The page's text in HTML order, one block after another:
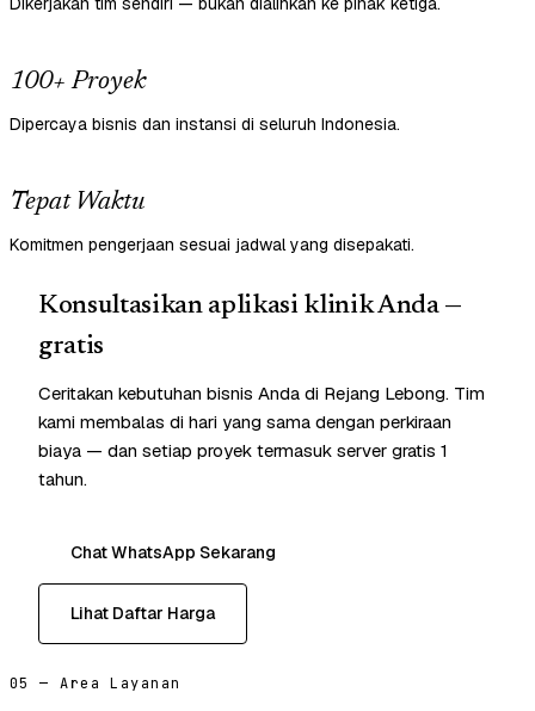
100+ Proyek
Dipercaya bisnis dan instansi di seluruh Indonesia.
Tepat Waktu
Komitmen pengerjaan sesuai jadwal yang disepakati.
Konsultasikan aplikasi klinik Anda —
gratis
Ceritakan kebutuhan bisnis Anda di Rejang Lebong. Tim
kami membalas di hari yang sama dengan perkiraan
biaya — dan setiap proyek termasuk server gratis 1
tahun.
Chat WhatsApp Sekarang
Lihat Daftar Harga
05 — Area Layanan